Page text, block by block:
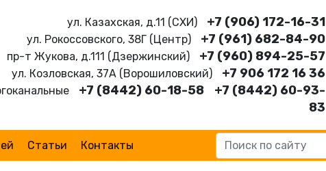
ул. Казахская, д.11 (CХИ) +7 (906) 172-16-31
ул. Рокоссовского, 38Г (Центр) +7 (961) 682-84-90
пр-т Жукова, д.111 (Дзержинский) +7 (960) 894-25-57
ул. Козловская, 37А (Ворошиловский) +7 906 172 16 36
+7 (8442) 60-18-58
+7 (8442) 60-93-
83
Статьи Контакты